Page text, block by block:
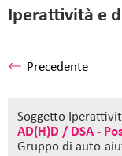
Iperattività e
Precedente
Soggetto
AD(H)D / DSA -
Gruppo di auto-